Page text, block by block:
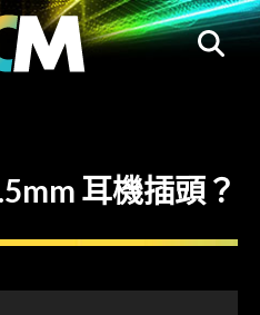
耳機插頭？